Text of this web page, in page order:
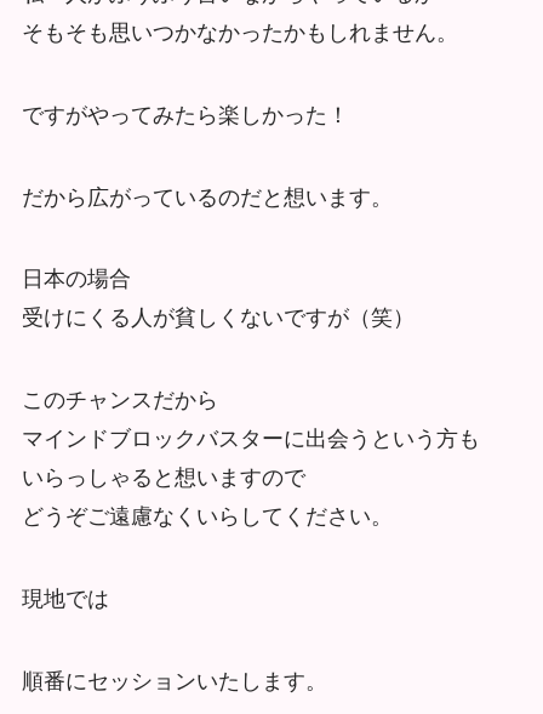
そもそも思いつかなかったかもしれません。
ですがやってみたら楽しかった！
だから広がっているのだと想います。
日本の場合
受けにくる人が貧しくないですが（笑）
このチャンスだから
マインドブロックバスターに出会うという方も
いらっしゃると想いますので
どうぞご遠慮なくいらしてください。
現地では
順番にセッションいたします。